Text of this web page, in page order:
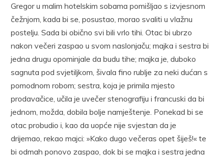
Gregor u malim hotelskim sobama pomišljao s izvjesnom
čežnjom, kada bi se, posustao, morao svaliti u vlažnu
postelju. Sada bi obično svi bili vrlo tihi. Otac bi ubrzo
nakon večeri zaspao u svom naslonjaču; majka i sestra bi
jedna drugu opominjale da budu tihe; majka je, duboko
sagnuta pod svjetiljkom, šivala fino rublje za neki dućan s
pomodnom robom; sestra, koja je primila mjesto
prodavačice, učila je uvečer stenografiju i francuski da bi
jednom, možda, dobila bolje namještenje. Ponekad bi se
otac probudio i, kao da uopće nije svjestan da je
drijemao, rekao majci: »Kako dugo večeras opet šiješ!« te
bi odmah ponovo zaspao, dok bi se majka i sestra jedna